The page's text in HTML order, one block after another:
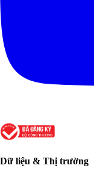
Dữ liệu & Thị trường